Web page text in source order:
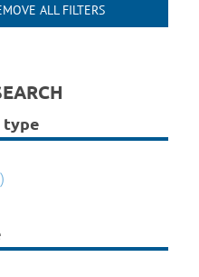
ALL FILTERS
type